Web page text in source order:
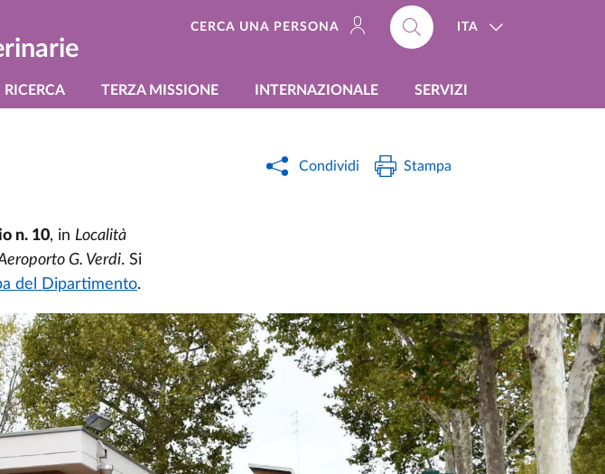
CERCA UNA PERSONA ITA
RICERCA TERZA MISSIONE INTERNAZIONALE SERVIZI
n. 10, in Località
G. Verdi. Si
del Dipartimento.
Condividi Stampa